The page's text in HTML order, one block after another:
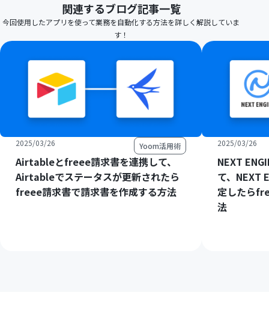
関連するブログ記事一覧
今回使用したアプリを使って業務を自動化する方法を詳しく解説していま
す！
2025/03/26 Yoom活用術
Airtableとfreee請求書を連携して、
Airtableでステータスが更新されたら
freee請求書で請求書を作成する方法
2025/03/26
NEXT
て、NEXT
定したら
法